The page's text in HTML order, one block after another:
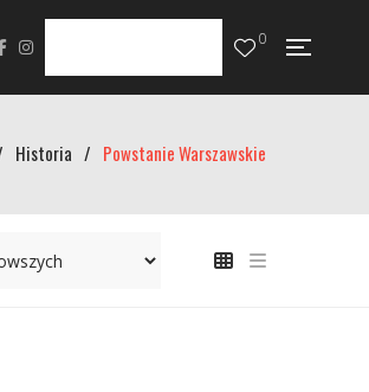
0
Historia / Powstanie Warszawskie